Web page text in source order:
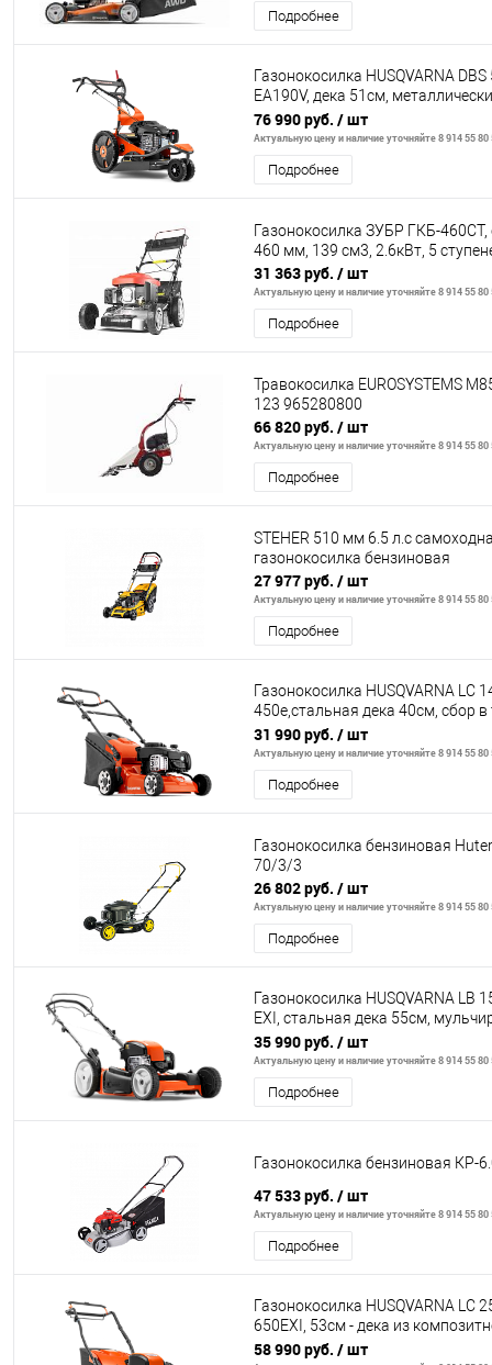
Подробнее
Газонокосилка HUSQVARNA
EA190V, дека 51см,
самоходная)
76 990 руб. / шт
Актуальную цену и наличие уточняйте 8 914 55 80
Подробнее
Газонокосилка ЗУБР ГКБ-
460 мм, 139 см3, 2.6кВт, 5
31 363 руб. / шт
Актуальную цену и наличие уточняйте 8 914 55 80
Подробнее
Травокосилка EUROSYSTEMS
123 965280800
66 820 руб. / шт
Актуальную цену и наличие уточняйте 8 914 55 80
Подробнее
STEHER 510 мм 6.5 л.с
газонокосилка бензиновая
27 977 руб. / шт
Актуальную цену и наличие уточняйте 8 914 55 80
Подробнее
Газонокосилка HUSQVARNA LC
450e,стальная дека 40cм, сбор
(50л) + выброс наз
31 990 руб. / шт
Актуальную цену и наличие уточняйте 8 914 55 80
Подробнее
Газонокосилка бензиновая
70/3/3
26 802 руб. / шт
Актуальную цену и наличие уточняйте 8 914 55 80
Подробнее
Газонокосилка HUSQVARNA LB
EXI, стальная дека 55cм,
выброс назад, при
35 990 руб. / шт
Актуальную цену и наличие уточняйте 8 914 55 80
Подробнее
Газонокосилка бензиновая КР-
47 533 руб. / шт
Актуальную цену и наличие уточняйте 8 914 55 80
Подробнее
Газонокосилка HUSQVARNA LC
650EXI, 53cм - дека из
материала, сбор в травосбор
58 990 руб. / шт